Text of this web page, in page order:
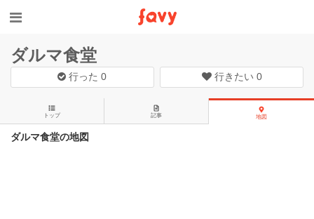
ダルマ食堂
行った0 行きたい 0
トップ 記事 地図
ダルマ食堂の地図